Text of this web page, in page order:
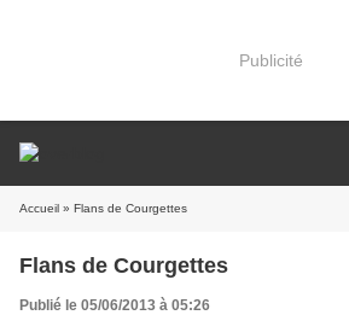
Publicité
Accueil » Flans de Courgettes
Flans de Courgettes
Publié le 05/06/2013 à 05:26